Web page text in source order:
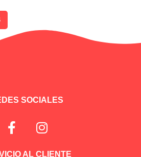
SOCIALES
AL CLIENTE